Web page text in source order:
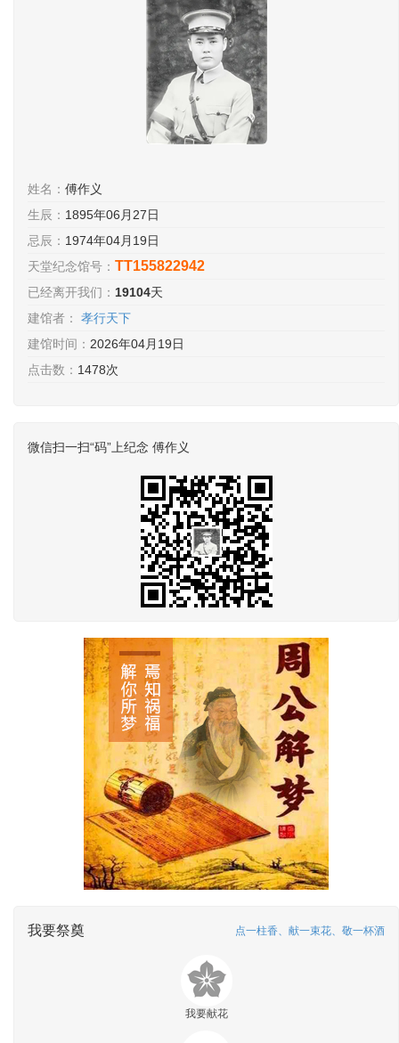
姓名： 傅作义
生辰： 1895年06月27日
忌辰： 1974年04月19日
天堂纪念馆号： TT155822942
已经离开我们： 19104天
建馆者：
孝行天下
建馆时间： 2026年04月19日
点击数： 1478次
微信扫一扫“码”上纪念 傅作义
我要祭奠 点一柱香、献一束花、敬一杯酒
我要献花